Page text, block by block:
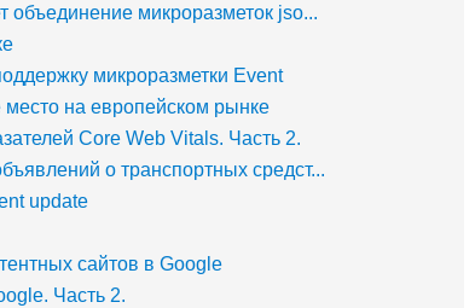
объединение микроразметок jso...
микроразметки Event
место на европейском рынке
Core Web Vitals. Часть 2.
о транспортных средст...
update
сайтов в Google
Часть 2.